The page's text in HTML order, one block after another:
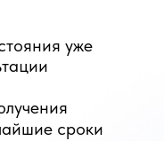
сроки
уже